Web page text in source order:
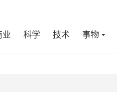
业 科学 技术 事物